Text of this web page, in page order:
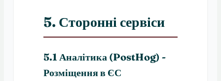
5. Сторонні сервіси
5.1 Аналітика (PostHog) -
Розміщення в ЄС